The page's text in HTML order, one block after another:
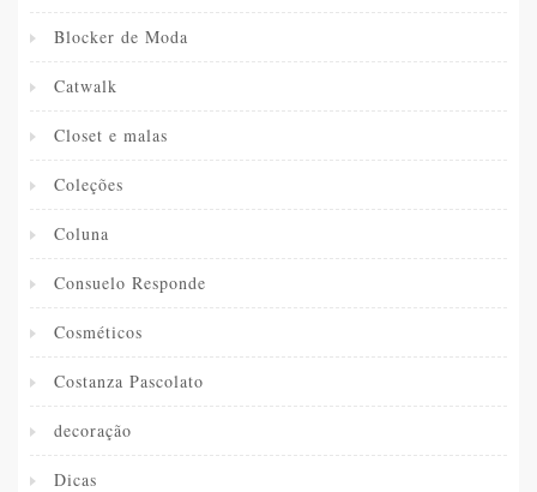
Blocker de Moda
Catwalk
Closet e malas
Coleções
Coluna
Consuelo Responde
Cosméticos
Costanza Pascolato
decoração
Dicas